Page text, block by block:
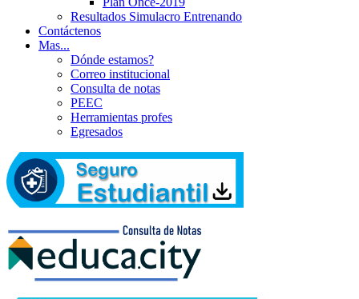
Resultados Simulacro Entrenando
Contáctenos
Mas...
Dónde estamos?
Correo institucional
Consulta de notas
PEEC
Herramientas profes
Egresados